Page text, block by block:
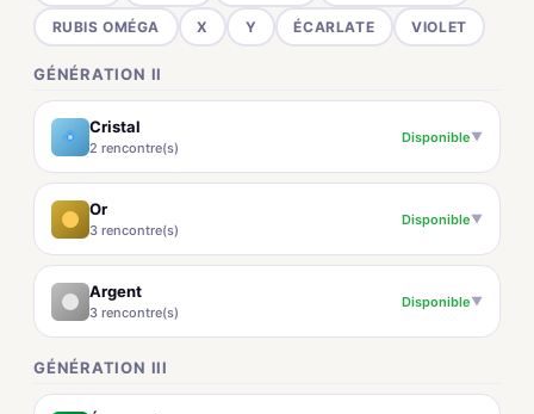
RUBIS OMÉGA X Y ÉCARLATE VIOLET
GÉNÉRATION II
Cristal
2 rencontre(s)
Disponible▼
Or
3 rencontre(s)
Disponible▼
Argent
3 rencontre(s)
Disponible▼
GÉNÉRATION III